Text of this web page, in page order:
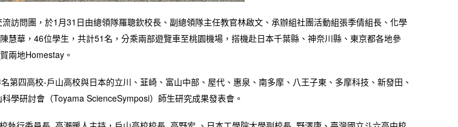
訪問團，於1月31日由總領隊羅聰欽校長、副總領隊主任教官林啟文、承辦組社團活動組張季倩組長、化學
慧華，46位學生，共計51名，分乘兩部遊覽車至桃園機場，搭機赴日本千葉縣、神奈川縣、東京都各地參
兩地Homestay。
第四高校-戶山高校與日本的立川、韮崎、富山中部、屋代、惠泉、南多摩、八王子東、多摩科技、新發田、
學研討會（Toyama ScienceSymposi）師生研究成果發表會。